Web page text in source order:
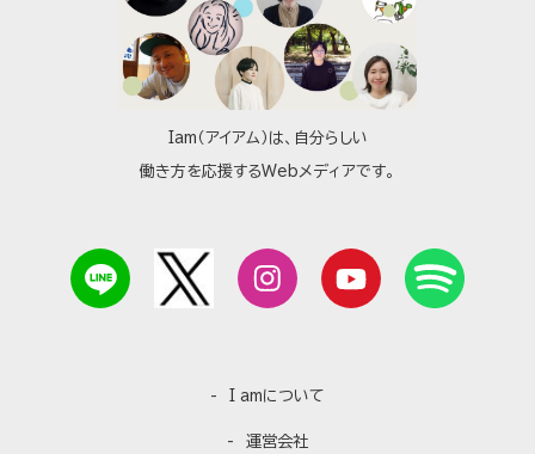
Iam（アイアム）は、自分らしい
働き方を応援するWebメディアです。
I amについて
運営会社